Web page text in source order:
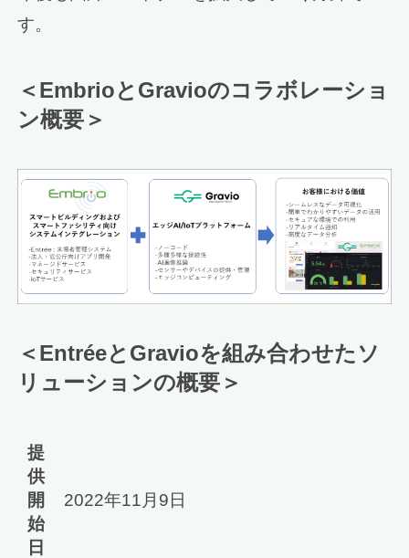
す。
＜EmbrioとGravioのコラボレーショ
ン概要＞
＜EntréeとGravioを組み合わせたソ
リューションの概要＞
提
供
開
始
日
2022年11月9日